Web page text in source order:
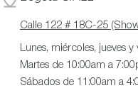
Calle 122 # 18C-25
Lunes, miércoles, jueves
Martes de 10:00am a
Sábados de 11:00am a